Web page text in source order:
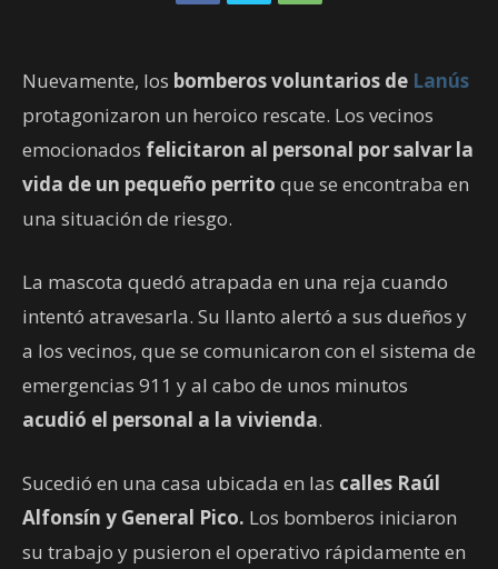
Nuevamente, los bomberos voluntarios de Lanús
protagonizaron un heroico rescate. Los vecinos
emocionados felicitaron al personal por salvar la
vida de un pequeño perrito que se encontraba en
una situación de riesgo.
La mascota quedó atrapada en una reja cuando
intentó atravesarla. Su llanto alertó a sus dueños y
a los vecinos, que se comunicaron con el sistema de
emergencias 911 y al cabo de unos minutos
acudió el personal a la vivienda.
Sucedió en una casa ubicada en las calles Raúl
Alfonsín y General Pico. Los bomberos iniciaron
su trabajo y pusieron el operativo rápidamente en